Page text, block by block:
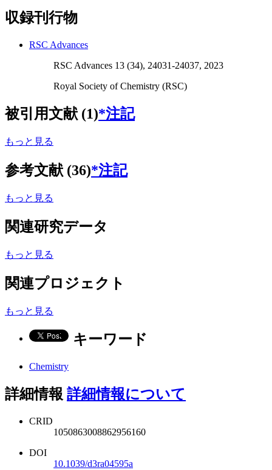
収録刊行物
RSC Advances
RSC Advances 13 (34), 24031-24037, 2023
Royal Society of Chemistry (RSC)
被引用文献 (1)*注記
もっと見る
参考文献 (36)*注記
もっと見る
関連研究データ
もっと見る
関連プロジェクト
もっと見る
キーワード
Chemistry
詳細情報 詳細情報について
CRID
1050863008862956160
DOI
10.1039/d3ra04595a